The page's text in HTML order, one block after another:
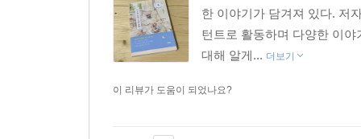
한 이야기가 담겨져 있다. 저
턴트로 활동하며 다양한 이
대해 알게... 더보기
이 리뷰가 도움이 되었나요?